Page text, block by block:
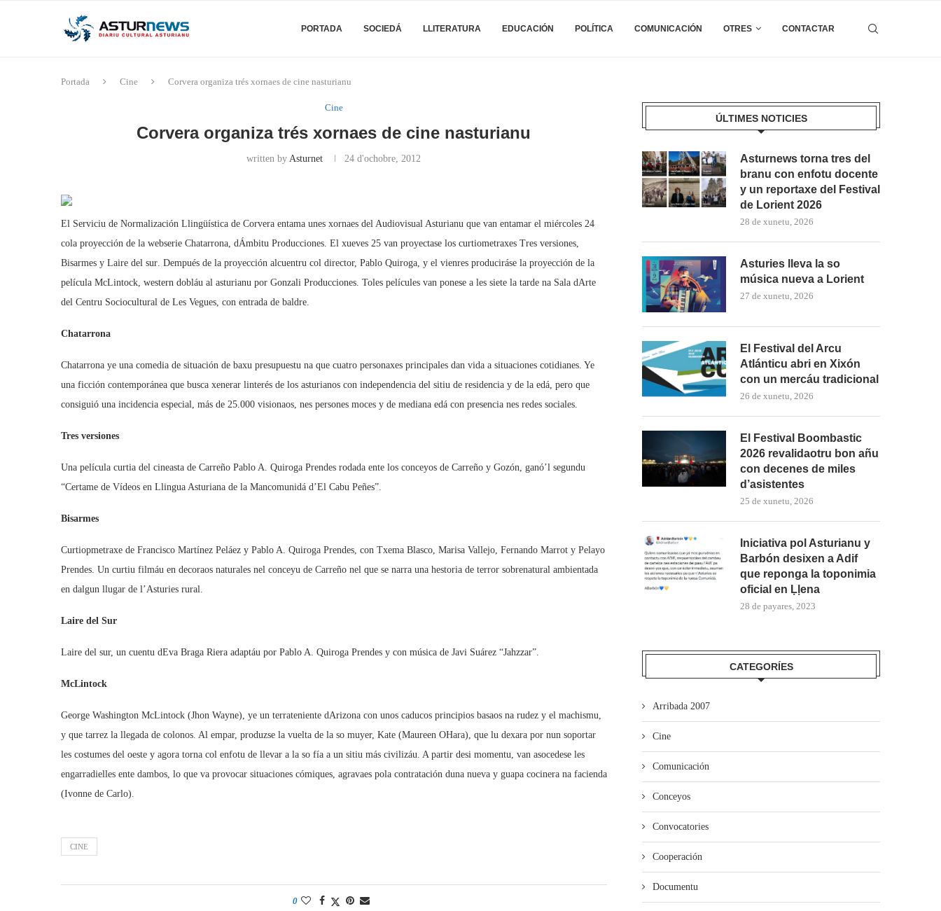
PORTADA SOCIEDÁ LLITERATURA EDUCACIÓN POLÍTICA COMUNICACIÓN OTRES CONTACTAR
Portada Cine Corvera organiza trés xornaes de cine nasturianu
Cine
Corvera organiza trés xornaes de cine nasturianu
written byAsturnet 24 d'ochobre, 2012
El Serviciu de Normalización Llingüística de Corvera entama unes xornaes del Audiovisual Asturianu que van entamar el miércoles 24
cola proyección de la webserie Chatarrona, dÁmbitu Producciones. El xueves 25 van proyectase los curtiometraxes Tres versiones,
Bisarmes y Laire del sur. Dempués de la proyección alcuentru col director, Pablo Quiroga, y el vienres produciráse la proyección de la
película McLintock, western dobláu al asturianu por Gonzali Producciones. Toles películes van ponese a les siete la tarde na Sala dArte
del Centru Sociocultural de Les Vegues, con entrada de baldre.
Chatarrona
Chatarrona ye una comedia de situación de baxu presupuestu na que cuatro personaxes principales dan vida a situaciones cotidianes. Ye
una ficción contemporánea que busca xenerar linterés de los asturianos con independencia del sitiu de residencia y de la edá, pero que
consiguió una incidencia especial, más de 25.000 visionaos, nes persones moces y de mediana edá con presencia nes redes sociales.
Tres versiones
Una película curtia del cineasta de Carreño Pablo A. Quiroga Prendes rodada ente los conceyos de Carreño y Gozón, ganó’l segundu
“Certame de Vídeos en Llingua Asturiana de la Mancomunidá d’El Cabu Peñes”.
Bisarmes
Curtiopmetraxe de Francisco Martínez Peláez y Pablo A. Quiroga Prendes, con Txema Blasco, Marisa Vallejo, Fernando Marrot y Pelayo
Prendes. Un curtiu filmáu en decoraos naturales nel conceyu de Carreño nel que se narra una hestoria de terror sobrenatural ambientada
en dalgun llugar de l’Asturies rural.
Laire del Sur
Laire del sur, un cuentu dEva Braga Riera adaptáu por Pablo A. Quiroga Prendes y con música de Javi Suárez “Jahzzar”.
McLintock
George Washington McLintock (Jhon Wayne), ye un terrateniente dArizona con unos caducos principios basaos na rudez y el machismu,
y que tarrez la llegada de colonos. Al empar, produzse la vuelta de la so muyer, Kate (Maureen OHara), que lu dexara por nun soportar
les costumes del oeste y agora torna col enfotu de llevar a la so fía a un sitiu más civilizáu. A partir desi momentu, van asocedese les
engarradielles ente dambos, lo que va provocar situaciones cómiques, agravaes pola contratación duna nueva y guapa cocinera na facienda
(Ivonne de Carlo).
CINE
0
ÚLTIMES NOTICIES
Asturnews torna tres del
branu con enfotu docente
y un reportaxe del Festival
de Lorient 2026
28 de xunetu, 2026
Asturies lleva la so
música nueva a Lorient
27 de xunetu, 2026
El Festival del Arcu
Atlánticu abri en Xixón
con un mercáu tradicional
26 de xunetu, 2026
El Festival Boombastic
2026 revalidaotru bon añu
con decenes de miles
d’asistentes
25 de xunetu, 2026
Iniciativa pol Asturianu y
Barbón desixen a Adif
que reponga la toponimia
oficial en Ḷḷena
28 de payares, 2023
CATEGORÍES
Arribada 2007
Cine
Comunicación
Conceyos
Convocatories
Cooperación
Documentu